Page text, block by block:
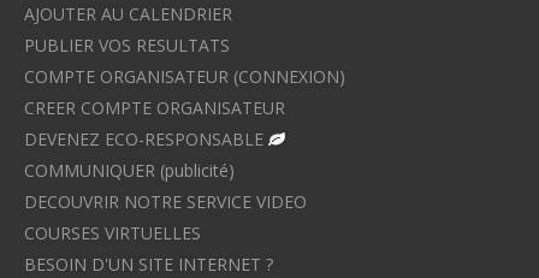
AJOUTER AU CALENDRIER
PUBLIER VOS RESULTATS
COMPTE ORGANISATEUR (CONNEXION)
CREER COMPTE ORGANISATEUR
DEVENEZ ECO-RESPONSABLE
COMMUNIQUER (publicité)
DECOUVRIR NOTRE SERVICE VIDEO
COURSES VIRTUELLES
BESOIN D'UN SITE INTERNET ?